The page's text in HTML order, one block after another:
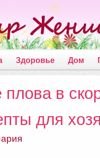
Здоровье Дом
плова в
для